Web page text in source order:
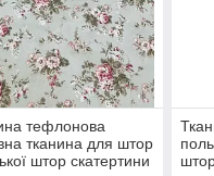
тефлонова
тканина для штор
штор скатертини